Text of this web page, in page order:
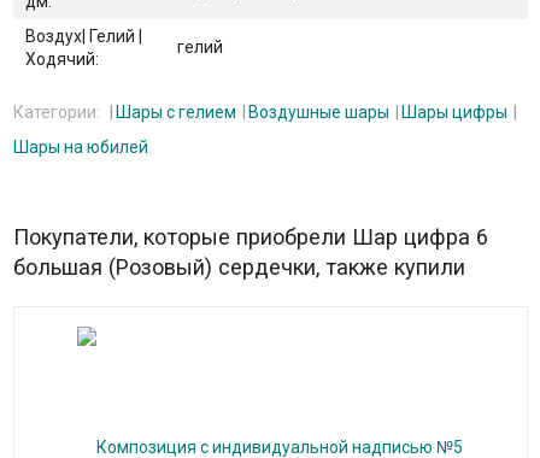
Воздух| Гелий |
Ходячий:
гелий
Категории: Шары с гелием Воздушные шары
Шары цифры
Шары на юбилей
Покупатели, которые приобрели Шар цифра 6
большая (Розовый) сердечки, также купили